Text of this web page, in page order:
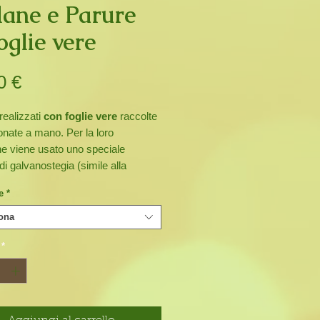
e Parure
vere
€Prezzo
realizzati con foglie vere raccolte
a mano. Per la loro
viene usato uno speciale
galvanostegia (simile alla
tratta di foglie reali, non troverete
uguale all'altro.
dono romantico per chi
gli orecchini uguali!!!
della collana sono di circa
è lungo circa 45 (cm)
*
*